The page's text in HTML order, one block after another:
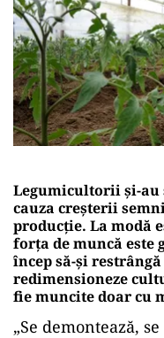
Legumicultorii și-au
cauza creșterii
producție. La modă
forța de muncă
încep să-și
redimensioneze
fie muncite doar cu
„Se demontează,